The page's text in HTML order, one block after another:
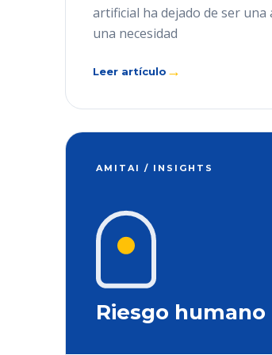
artificial ha dejado de ser
una necesidad
Leer artículo →
AMITAI / INSIGHTS
Riesgo humano